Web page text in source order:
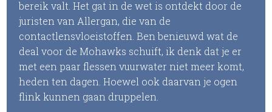
bereik valt. Het gat in de wet is ontdekt door de
juristen van Allergan, die van de
contactlensvloeistoffen. Ben benieuwd wat de
deal voor de Mohawks schuift, ik denk dat je er
met een paar flessen vuurwater niet meer komt,
heden ten dagen. Hoewel ook daarvan je ogen
flink kunnen gaan druppelen.